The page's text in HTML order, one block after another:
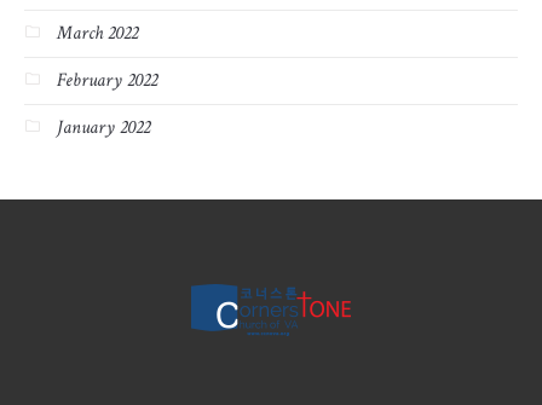
March 2022
February 2022
January 2022